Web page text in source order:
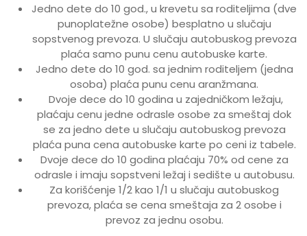
Jedno dete do 10 god., u krevetu sa roditeljima (dve
punoplatežne osobe) besplatno u slučaju
sopstvenog prevoza. U slučaju autobuskog prevoza
plaća samo punu cenu autobuske karte.
Jedno dete do 10 god. sa jednim roditeljem (jedna
osoba) plaća punu cenu aranžmana.
Dvoje dece do 10 godina u zajedničkom ležaju,
plaćaju cenu jedne odrasle osobe za smeštaj dok
se za jedno dete u slučaju autobuskog prevoza
plaća puna cena autobuske karte po ceni iz tabele.
Dvoje dece do 10 godina plaćaju 70% od cene za
odrasle i imaju sopstveni ležaj i sedište u autobusu.
Za korišćenje 1/2 kao 1/1 u slučaju autobuskog
prevoza, plaća se cena smeštaja za 2 osobe i
prevoz za jednu osobu.